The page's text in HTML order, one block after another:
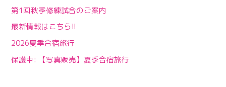
第1回秋季修練試合のご案内
最新情報はこちら!!
2026夏季合宿旅行
保護中: 【写真販売】夏季合宿旅行